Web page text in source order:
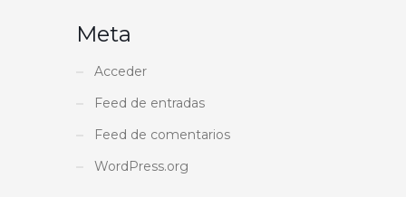
Meta
Acceder
Feed de entradas
Feed de comentarios
WordPress.org